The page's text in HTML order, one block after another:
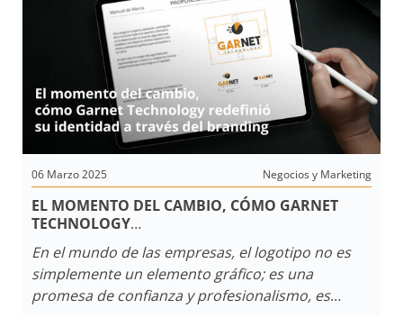
cada etapa del proceso productivo.
06 Marzo 2025 Negocios y Marketing
EL MOMENTO DEL CAMBIO, CÓMO GARNET
TECHNOLOGY
REDEFINIÓ SU IDENTIDAD A TRAVÉS DEL
BRANDING
En el mundo de las empresas, el logotipo no es
simplemente un elemento gráfico; es una
promesa de confianza y profesionalismo, es